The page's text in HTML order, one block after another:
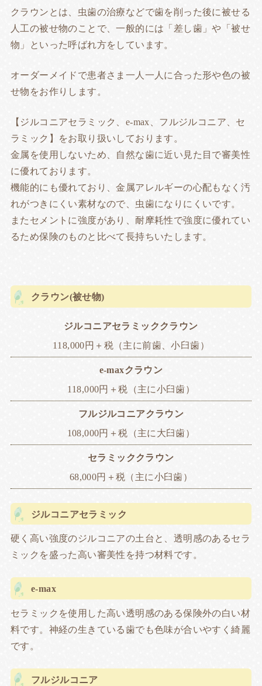
クラウンとは、虫歯の治療などで歯を削った後に被せる
人工の被せ物のことで、一般的には「差し歯」や「被せ
物」といった呼ばれ方をしています。
オーダーメイドで患者さま一人一人に合った形や色の被
せ物をお作りします。
【ジルコニアセラミック、e-max、フルジルコニア、セ
ラミック】をお取り扱いしております。
金属を使用しないため、自然な歯に近い見た目で審美性
に優れております。
機能的にも優れており、金属アレルギーの心配もなく汚
れがつきにくい素材なので、虫歯になりにくいです。
またセメントに強度があり、耐摩耗性で強度に優れてい
るため保険のものと比べて長持ちいたします。
クラウン(被せ物)
ジルコニアセラミッククラウン
118,000円＋税（主に前歯、小臼歯）
e-maxクラウン
118,000円＋税（主に小臼歯）
フルジルコニアクラウン
108,000円＋税（主に大臼歯）
セラミッククラウン
68,000円＋税（主に小臼歯）
ジルコニアセラミック
硬く高い強度のジルコニアの土台と、透明感のあるセラ
ミックを盛った高い審美性を持つ材料です。
e-max
セラミックを使用した高い透明感のある保険外の白い材
料です。神経の生きている歯でも色味が合いやすく綺麗
です。
フルジルコニア